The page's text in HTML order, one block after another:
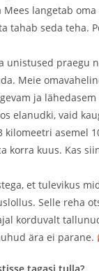
Mees langetab
tahab seda teha.
unistused praegu
Meie
ja lähedasem
elanudki, vaid
kilomeetri asemel
korra kuus. Kas
et tulevikus
Selle reha
korduvalt
ära ei parane.